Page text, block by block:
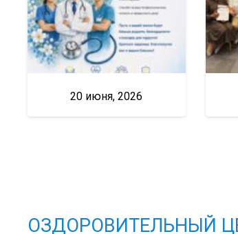
20 июня, 2026
ОЗДОРОВИТЕЛЬНЫЙ